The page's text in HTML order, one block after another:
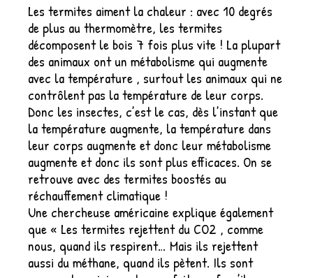
Les termites aiment la chaleur : avec 10 degrés
de plus au thermomètre, les termites
décomposent le bois 7 fois plus vite ! La plupart
des animaux ont un métabolisme qui augmente
avec la température , surtout les animaux qui ne
contrôlent pas la température de leur corps.
Donc les insectes, c’est le cas, dès l’instant que
la température augmente, la température dans
leur corps augmente et donc leur métabolisme
augmente et donc ils sont plus efficaces. On se
retrouve avec des termites boostés au
réchauffement climatique !
Une chercheuse américaine explique également
que « Les termites rejettent du CO2 , comme
nous, quand ils respirent… Mais ils rejettent
aussi du méthane, quand ils pètent. Ils sont